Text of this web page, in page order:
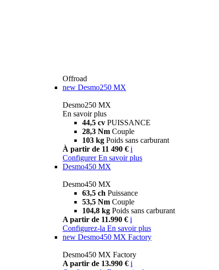
Offroad
new Desmo250 MX
Desmo250 MX
En savoir plus
44,5 cv PUISSANCE
28,3 Nm Couple
103 kg Poids sans carburant
À partir de 11 490 € i
Configurer En savoir plus
Desmo450 MX
Desmo450 MX
63,5 ch Puissance
53,5 Nm Couple
104,8 kg Poids sans carburant
A partir de 11.990 € i
Configurez-la En savoir plus
new Desmo450 MX Factory
Desmo450 MX Factory
A partir de 13.990 € i